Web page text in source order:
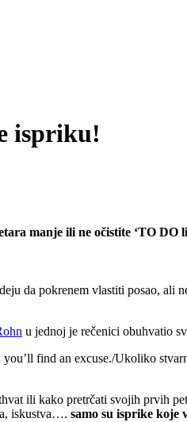
ispriku!
manje ili ne očistite ‘TO DO
da pokrenem vlastiti posao, ali
u jednoj je rečenici obuhvatio
find an excuse./Ukoliko
ili kako pretrčati svojih prvih
iskustva…. samo su isprike koje